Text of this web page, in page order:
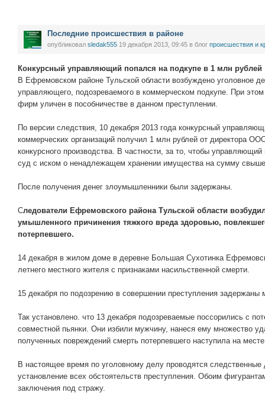
Последние происшествия в районе
опубликовал sledak555 19 декабря 2013, 09:45 в блог проиcшествия и
Конкурсный управляющий попался на подкупе в 1 млн рублей
В Ефремовском районе Тульской области возбуждено уголовное
управляющего, подозреваемого в коммерческом подкупе. При
фирм уличен в пособничестве в данном преступлении.
По версии следствия, 10 декабря 2013 года конкурсный
коммерческих организаций получил 1 млн рублей от директора
конкурсного производства. В частности, за то, чтобы
суд с иском о ненадлежащем хранении имущества на сумму
После получения денег злоумышленники были задержаны.
Следователи Ефремовского района Тульской области
умышленного причинения тяжкого вреда здоровью,
потерпевшего.
14 декабря в жилом доме в деревне Большая Сухотинка
летнего местного жителя с признаками насильственной смерти.
15 декабря по подозрению в совершении преступления задержаны
Так установлено. что 13 декабря подозреваемые поссорились с
совместной пьянки. Они избили мужчину, нанеся ему множество
полученных повреждений смерть потерпевшего наступила на
В настоящее время по уголовному делу проводятся следственные
установление всех обстоятельств преступления. Обоим
заключения под стражу.